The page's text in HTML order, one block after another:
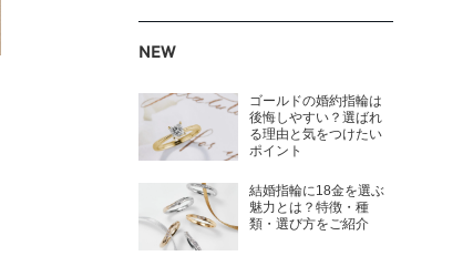
NEW
ゴールドの婚約指輪は
後悔しやすい？選ばれ
る理由と気をつけたい
ポイント
結婚指輪に18金を選ぶ
魅力とは？特徴・種
類・選び方をご紹介